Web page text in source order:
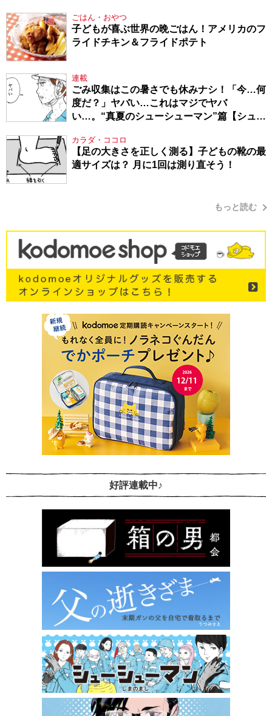
ごはん・おやつ
子どもが喜ぶ世界の晩ごはん！アメリカのフ
ライドチキン＆フライドポテト
連載
ごみ収集はこの暑さでも休みナシ！「今…何
度だ？」ヤバい…これはマジでヤバ
い…。“真夏のシューシューマン”篇【シュー
カラダ・ココロ
【足の大きさを正しく測る】子どもの靴の最
適サイズは？ 月に1回は測り直そう！
もっと読む
好評連載中♪